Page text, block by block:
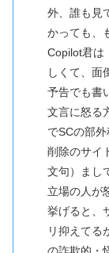
外、誰も見
かっても、
Copilot君は
しくて、面
予告でも書
文言に怒る
でSCの部
削除のサイ
文句）まし
立場の人が
挙げると、
リ抑えてる